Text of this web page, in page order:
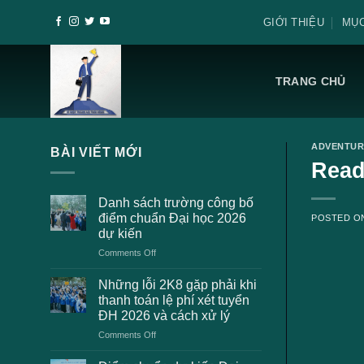
GIỚI THIỆU
TRANG CHỦ
BÀI VIẾT MỚI
Danh sách trường công bố
điểm chuẩn Đại học 2026
dự kiến
Comments Offon
sách
trường
công
bố
điểm
Đại
Những lỗi 2K8 gặp phải khi
thanh toán lệ phí xét tuyển
ĐH 2026 và cách xử lý
Comments Offon
lỗi
POSTED